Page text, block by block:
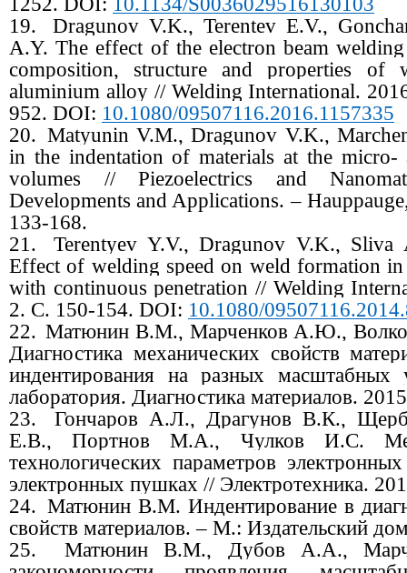
19.
Dragunov V.K., Terentev E.V.,
A.Y. The effect of the electron beam
composition, structure and properties
aluminium alloy // Welding International.
952. DOI: 10.1080/09507116.2016.1157335
20. Matyunin V.M., Dragunov V.K.,
in the indentation of materials at the micro-
volumes // Piezoelectrics and
Developments and Applications. –
133-168.
21.
Terentyev Y.V., Dragunov V.K., Sliva
Effect of welding speed on weld formation
with continuous penetration // Welding
2. С. 150-154. DOI: 10.1080/
22. Матюнин В.М., Марченков А.Ю.,
Диагностика механических свойств
индентирования на разных масштабных
лаборатория. Диагностика материалов.
23.
Гончаров А.Л., Драгунов В.К.,
Е.В., Портнов М.А., Чулков И.С.
технологических параметров
электронных пушках // Электротехника.
24. Матюнин В.М. Индентирование в
свойств материалов. – М.: Издательский
25.
Матюнин В.М., Дубов А.А.,